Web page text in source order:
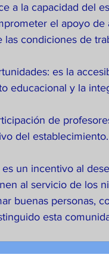
a la capacidad del
el apoyo
las condiciones de
es la
educacional y la
de
del
un incentivo al
al servicio de los
buenas personas,
esta